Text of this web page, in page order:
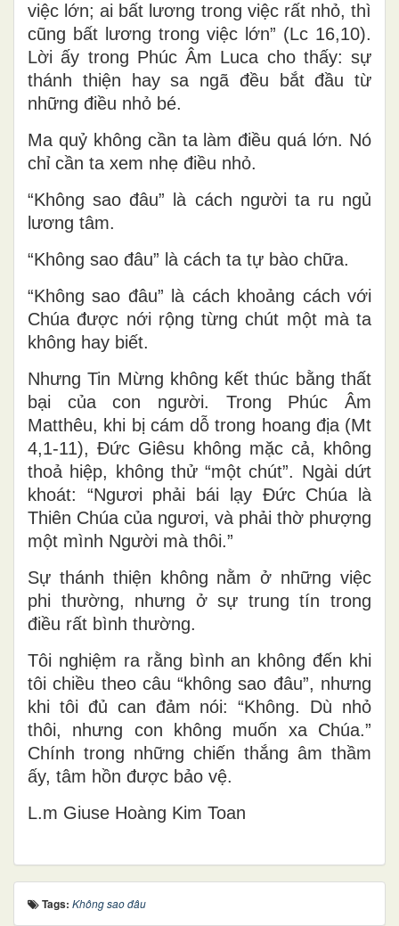
việc lớn; ai bất lương trong việc rất nhỏ, thì
cũng bất lương trong việc lớn” (Lc 16,10).
Lời ấy trong Phúc Âm Luca cho thấy: sự
thánh thiện hay sa ngã đều bắt đầu từ
những điều nhỏ bé.
Ma quỷ không cần ta làm điều quá lớn. Nó
chỉ cần ta xem nhẹ điều nhỏ.
“Không sao đâu” là cách người ta ru ngủ
lương tâm.
“Không sao đâu” là cách ta tự bào chữa.
“Không sao đâu” là cách khoảng cách với
Chúa được nới rộng từng chút một mà ta
không hay biết.
Nhưng Tin Mừng không kết thúc bằng thất
bại của con người. Trong Phúc Âm
Matthêu, khi bị cám dỗ trong hoang địa (Mt
4,1-11), Đức Giêsu không mặc cả, không
thoả hiệp, không thử “một chút”. Ngài dứt
khoát: “Ngươi phải bái lạy Đức Chúa là
Thiên Chúa của ngươi, và phải thờ phượng
một mình Người mà thôi.”
Sự thánh thiện không nằm ở những việc
phi thường, nhưng ở sự trung tín trong
điều rất bình thường.
Tôi nghiệm ra rằng bình an không đến khi
tôi chiều theo câu “không sao đâu”, nhưng
khi tôi đủ can đảm nói: “Không. Dù nhỏ
thôi, nhưng con không muốn xa Chúa.”
Chính trong những chiến thắng âm thầm
ấy, tâm hồn được bảo vệ.
L.m Giuse Hoàng Kim Toan
Tags: Không sao đâu